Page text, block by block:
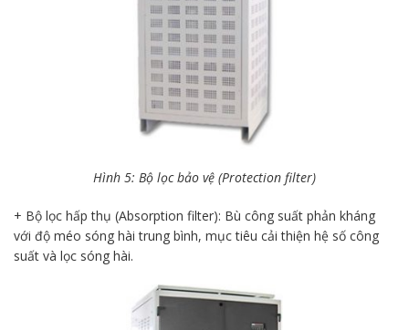
Hình 5: Bộ lọc bảo vệ (Protection filter)
+ Bộ lọc hấp thụ (Absorption filter): Bù công suất phản kháng
với độ méo sóng hài trung bình, mục tiêu cải thiện hệ số công
suất và lọc sóng hài.